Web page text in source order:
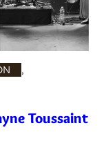
Toussaint